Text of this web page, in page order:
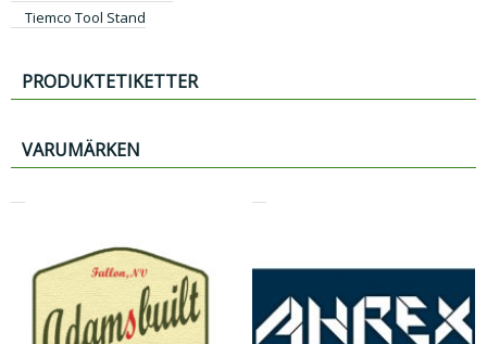
Tiemco Tool Stand
PRODUKTETIKETTER
VARUMÄRKEN